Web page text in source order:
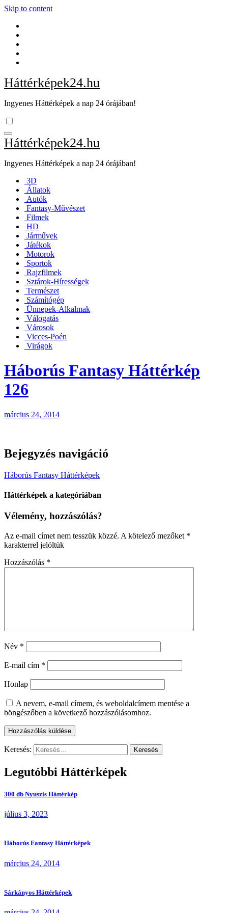
Skip to content
Háttérképek24.hu
Ingyenes Háttérképek a nap 24 órájában!
Háttérképek24.hu
Ingyenes Háttérképek a nap 24 órájában!
3D
Állatok
Autók
Fantasy-Művészet
Filmek
HD
Járművek
Játékok
Motorok
Sportok
Rajzfilmek
Sztárok-Hírességek
Természet
Számítógép
Ünnepek-Alkalmak
Válogatás
Városok
Vicces-Poén
Virágok
Háborús Fantasy Háttérkép
126
március 24, 2014
Bejegyzés navigáció
Háborús Fantasy Háttérképek
Háttérképek a kategóriában
Vélemény, hozzászólás?
Az e-mail címet nem tesszük közzé. A kötelező mezőket *
karakterrel jelöltük
Hozzászólás *
Név *
E-mail cím *
Honlap
A nevem, e-mail címem, és weboldalcímem mentése a
böngészőben a következő hozzászólásomhoz.
Keresés:
Legutóbbi Háttérképek
300 db Nyuszis Háttérkép
július 3, 2023
Háborús Fantasy Háttérképek
március 24, 2014
Sárkányos Háttérképek